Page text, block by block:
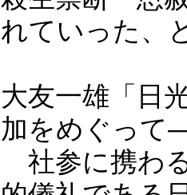
れていった、
大友一雄「日
加をめぐって
社参に携わ